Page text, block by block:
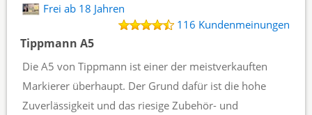
Frei ab 18 Jahren
116 Kundenmeinungen
Tippmann A5
Die A5 von Tippmann ist einer der meistverkauften
Markierer überhaupt. Der Grund dafür ist die hohe
Zuverlässigkeit und das riesige Zubehör- und